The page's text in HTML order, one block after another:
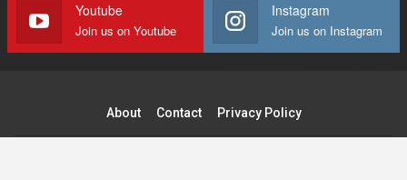
Youtube
Join us on Youtube
Instagram
Join us on Instagram
About Contact Privacy Policy